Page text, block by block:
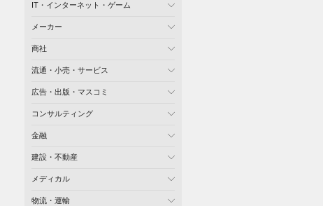
IT・インターネット・ゲーム
メーカー
商社
流通・小売・サービス
広告・出版・マスコミ
コンサルティング
金融
建設・不動産
メディカル
物流・運輸